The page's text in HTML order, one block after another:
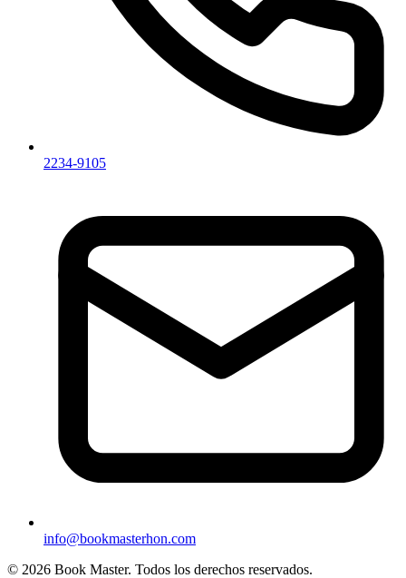
2234-9105
info@bookmasterhon.com
© 2026 Book Master. Todos los derechos reservados.